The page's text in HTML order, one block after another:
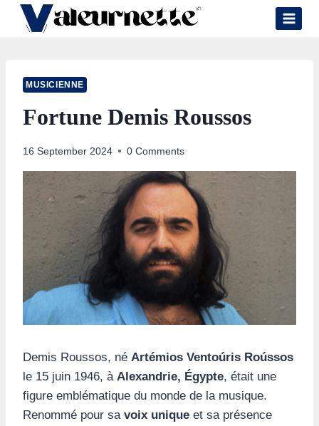
Skip
MUSICIENNE
Fortune Demis Roussos
16 September 2024 0 Comments
Demis Roussos, né Artémios Ventoúris Roússos
le 15 juin 1946, à Alexandrie, Égypte, était une
figure emblématique du monde de la musique.
Renommé pour sa voix unique et sa présence